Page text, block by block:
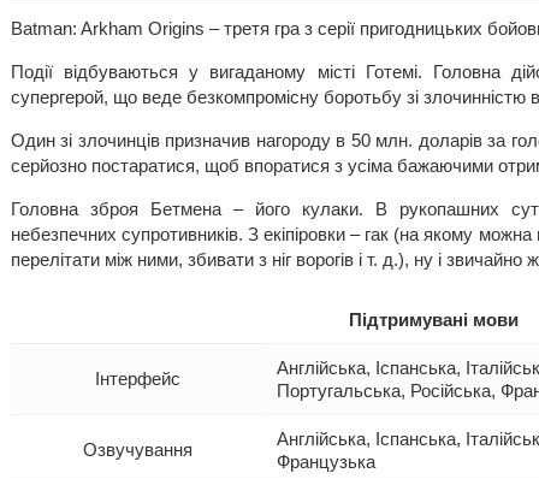
Batman: Arkham Origins – третя гра з серії пригодницьких
Події відбуваються у вигаданому місті Готемі. Головна
супергерой, що веде безкомпромісну боротьбу зі злочинністю в
Один зі злочинців призначив нагороду в 50 млн. доларів за
серйозно постаратися, щоб впоратися з усіма бажаючими
Головна зброя Бетмена – його кулаки. В рукопашних
небезпечних супротивників. З екіпіровки – гак (на якому можна
перелітати між ними, збивати з ніг ворогів і т. д.), ну і
Підтримувані мови
Інтерфейс
Англійська, Іспанська,
Португальська, Російська,
Озвучування
Англійська, Іспанська,
Французька